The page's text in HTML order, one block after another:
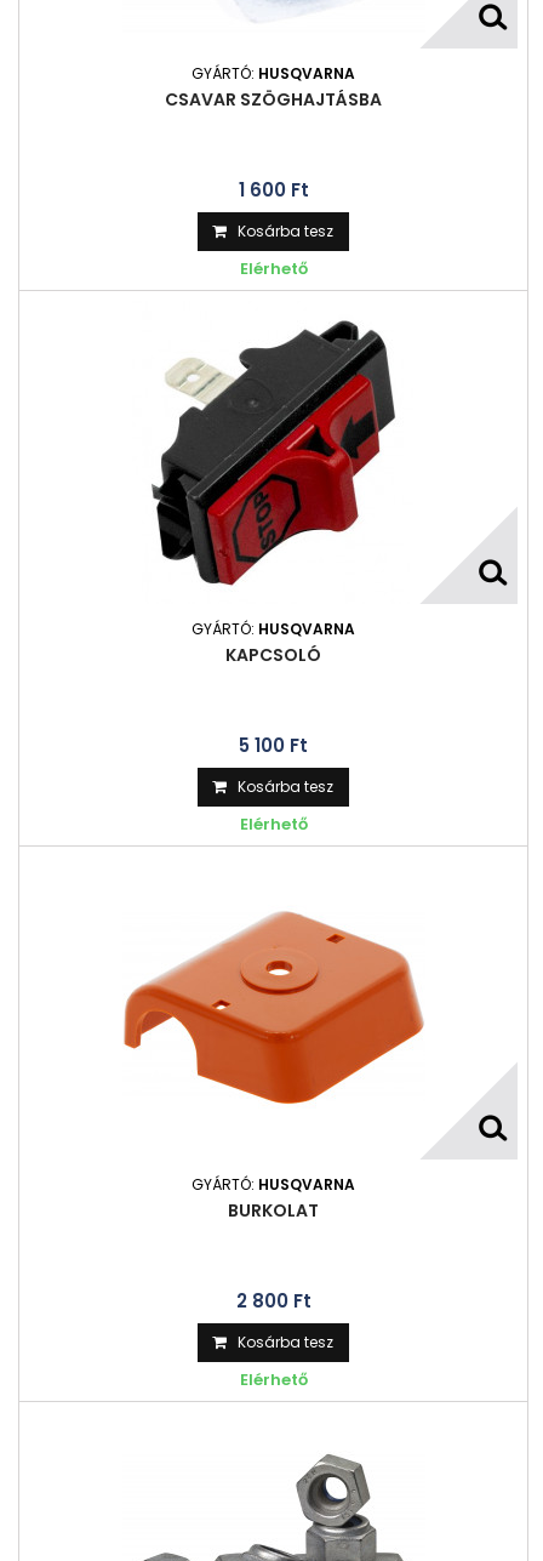
GYÁRTÓ: HUSQVARNA
CSAVAR SZÖGHAJTÁSBA
1 600 Ft‎
Kosárba tesz
Elérhető
GYÁRTÓ: HUSQVARNA
KAPCSOLÓ
5 100 Ft‎
Kosárba tesz
Elérhető
GYÁRTÓ: HUSQVARNA
BURKOLAT
2 800 Ft‎
Kosárba tesz
Elérhető